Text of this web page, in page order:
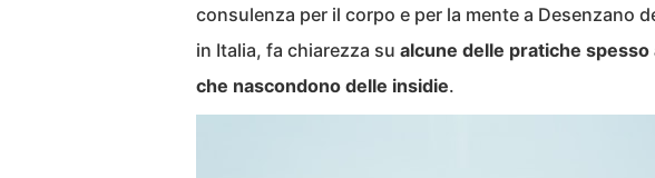
consulenza per il corpo e per la mente a Desenzano
in Italia, fa chiarezza su alcune delle pratiche
che nascondono delle insidie.